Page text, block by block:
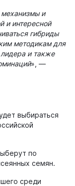
и
и интересной
гибриды
методикам для
лидера и также
», —
выбираться
по
семян.
среди